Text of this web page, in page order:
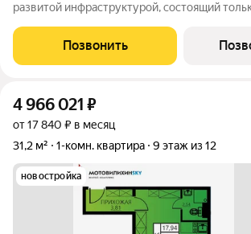
развитой инфраструктурой, состоящий
кварталами на территории 22 Га 1.
технологий строительства с современными
Позвонить
4 966 021 ₽
от 17 840 ₽ в месяц
31,2 м²
1-комн. квартира 9 этаж из 12
новостройка